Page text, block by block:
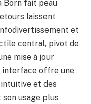
Born fait peau
laissent
et
central, pivot de
mise à jour
interface offre une
et des
usage plus